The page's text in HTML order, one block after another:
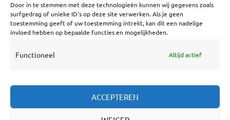
Door in te stemmen met deze technologieën kunnen wij gegevens zoals
surfgedrag of unieke ID's op deze site verwerken. Als je geen
toestemming geeft of uw toestemming intrekt, kan dit een nadelige
invloed hebben op bepaalde functies en mogelijkheden.
Functioneel Altijd actief
ACCEPTEREN
Coöperatief Cultureel Persbureau U.A. | Salzburg 29 |
3524KS Utrecht | KvK: 55573592 |Btw: